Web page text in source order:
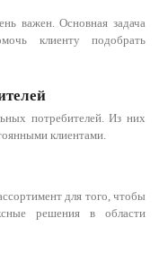
важен. Основная задача
клиенту подобрать
потребителей. Из них
клиентами.
для того, чтобы
решения в области